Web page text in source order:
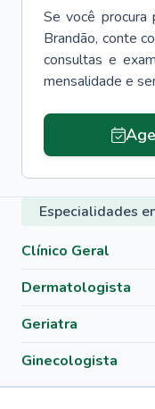
Se você procura
Brandão, conte
consultas e
mensalidade e
Especialidades
Clínico Geral
Dermatologista
Geriatra
Ginecologista